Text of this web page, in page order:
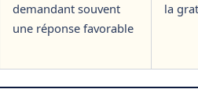
demandant souvent
une réponse favorable
la